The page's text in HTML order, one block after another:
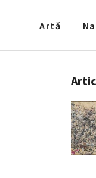
Artǎ